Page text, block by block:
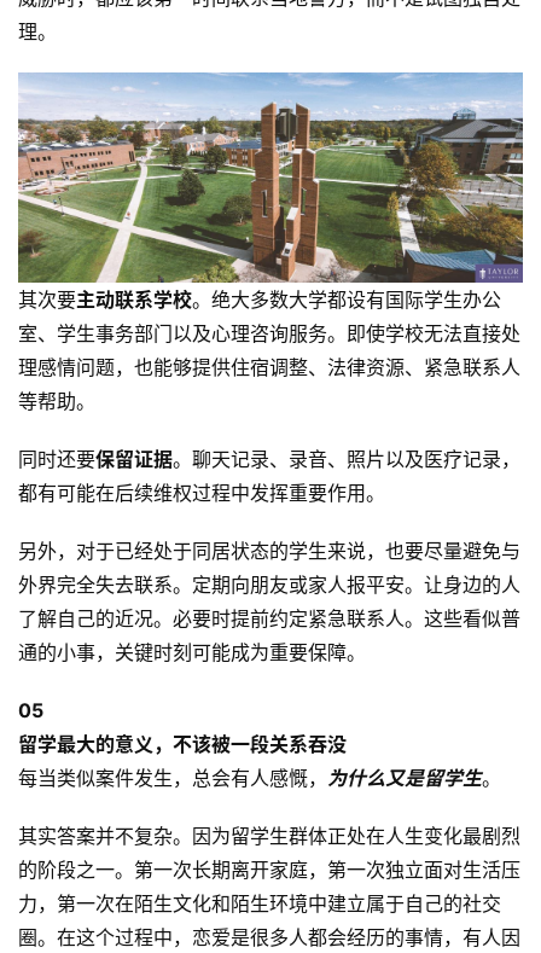
理。
其次要主动联系学校。绝大多数大学都设有国际学生办公
室、学生事务部门以及心理咨询服务。即使学校无法直接处
理感情问题，也能够提供住宿调整、法律资源、紧急联系人
等帮助。
同时还要保留证据。聊天记录、录音、照片以及医疗记录，
都有可能在后续维权过程中发挥重要作用。
另外，对于已经处于同居状态的学生来说，也要尽量避免与
外界完全失去联系。定期向朋友或家人报平安。让身边的人
了解自己的近况。必要时提前约定紧急联系人。这些看似普
通的小事，关键时刻可能成为重要保障。
05
留学最大的意义，不该被一段关系吞没
每当类似案件发生，总会有人感慨， 为什么又是留学生。
其实答案并不复杂。因为留学生群体正处在人生变化最剧烈
的阶段之一。第一次长期离开家庭，第一次独立面对生活压
力，第一次在陌生文化和陌生环境中建立属于自己的社交
圈。在这个过程中，恋爱是很多人都会经历的事情，有人因